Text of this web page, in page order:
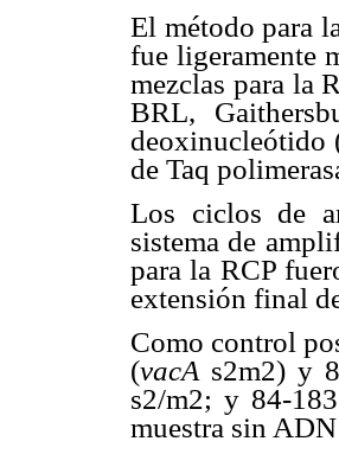
El método para
fue ligeramente
mezclas para la
BRL,
deoxinucleótido
de Taq
Los ciclos de
sistema de
para la RCP
extensión final
Como control
(vacAs2m2) y
s2/m2; y 84-
muestra sin